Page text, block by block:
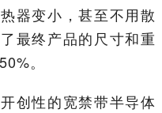
器变小，甚至不用散
最终产品的尺寸和重
。
创性的宽禁带半导体